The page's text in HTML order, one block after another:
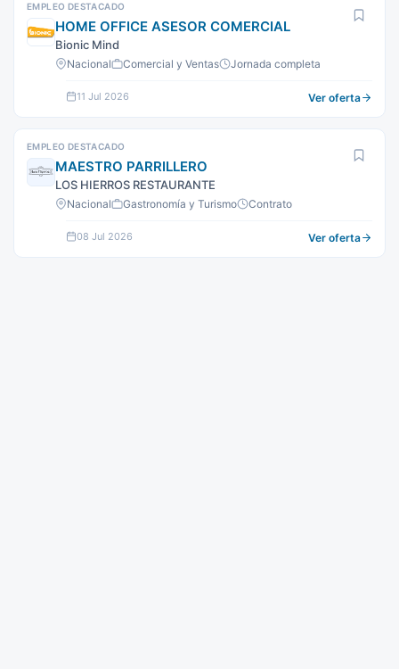
EMPLEO DESTACADO
HOME OFFICE ASESOR COMERCIAL
Bionic Mind
Nacional Comercial y Ventas Jornada completa
11 Jul 2026 Ver oferta
EMPLEO DESTACADO
MAESTRO PARRILLERO
LOS HIERROS RESTAURANTE
Nacional Gastronomía y Turismo Contrato
08 Jul 2026 Ver oferta